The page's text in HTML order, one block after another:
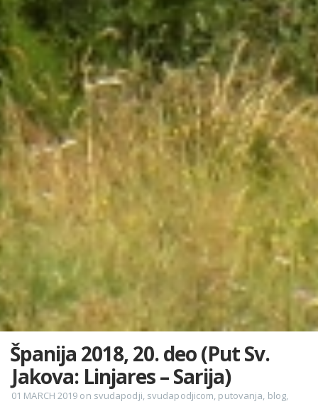
Španija 2018, 20. deo (Put Sv.
Jakova: Linjares – Sarija)
01 MARCH 2019 on svudapodji, svudapodjicom, putovanja, blog,